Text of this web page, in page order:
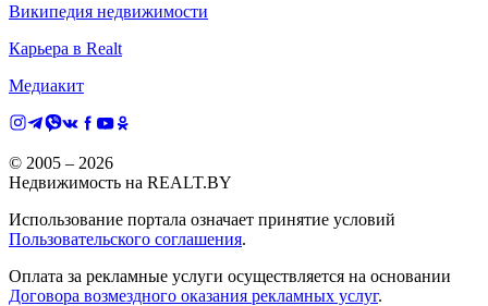
Википедия недвижимости
Карьера в Realt
Медиакит
© 2005 – 2026
Недвижимость на REALT.BY
Использование портала означает принятие условий
Пользовательского соглашения.
Оплата за рекламные услуги осуществляется на основании
Договора возмездного оказания рекламных услуг.